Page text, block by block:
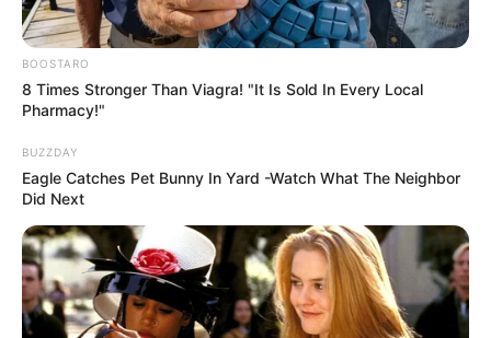
BOOSTARO
8 Times Stronger Than Viagra! "It Is Sold In Every Local
Pharmacy!"
BUZZDAY
Eagle Catches Pet Bunny In Yard -Watch What The Neighbor
Did Next